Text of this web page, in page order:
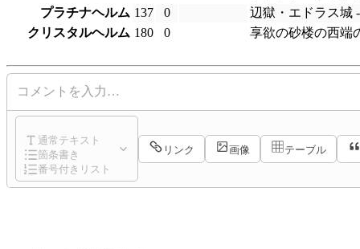
プラチナヘルム 137 0
辺獄・エドラス城
クリスタルヘルム 180 0 享欲の砂楼の西端
コメントを入力…
通常テキスト
箇条書き
番号付きリスト
リンク 画像 テーブル